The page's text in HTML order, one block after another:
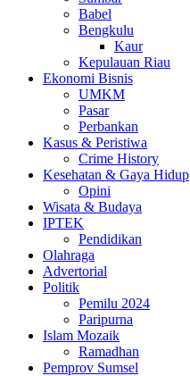
Babel
Bengkulu
Kaur
Kepulauan Riau
Ekonomi Bisnis
UMKM
Pasar
Perbankan
Kasus & Peristiwa
Crime History
Kesehatan & Gaya Hidup
Opini
Wisata & Budaya
IPTEK
Pendidikan
Olahraga
Advertorial
Politik
Pemilu 2024
Paripurna
Islam Mozaik
Ramadhan
Pemprov Sumsel